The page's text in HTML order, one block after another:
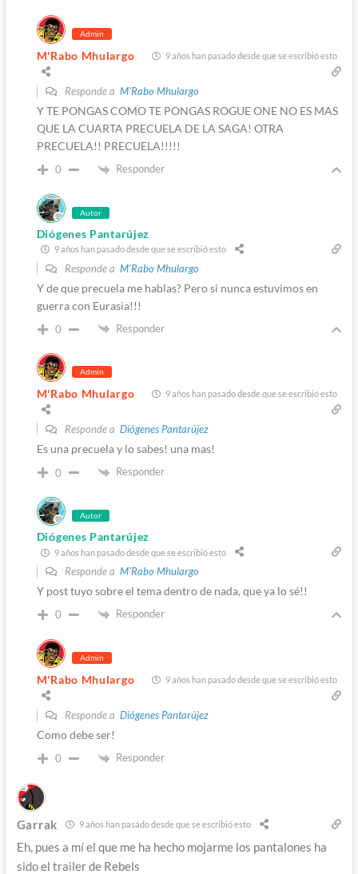
Admin
M'Rabo Mhulargo 9 años han pasado desde que se escribió esto
Responde a M'Rabo Mhulargo
Y TE PONGAS COMO TE PONGAS ROGUE ONE NO ES MAS
QUE LA CUARTA PRECUELA DE LA SAGA! OTRA
PRECUELA!! PRECUELA!!!!!
0 Responder
Autor
Diógenes Pantarújez
9 años han pasado desde que se escribió esto
Responde a M'Rabo Mhulargo
Y de que precuela me hablas? Pero si nunca estuvimos en
guerra con Eurasia!!!
0 Responder
Admin
M'Rabo Mhulargo 9 años han pasado desde que se escribió esto
Responde a Diógenes Pantarújez
Es una precuela y lo sabes! una mas!
0 Responder
Autor
Diógenes Pantarújez
9 años han pasado desde que se escribió esto
Responde a M'Rabo Mhulargo
Y post tuyo sobre el tema dentro de nada, que ya lo sé!!
0 Responder
Admin
M'Rabo Mhulargo 9 años han pasado desde que se escribió esto
Responde a Diógenes Pantarújez
Como debe ser!
0 Responder
Garrak 9 años han pasado desde que se escribió esto
Eh, pues a mí el que me ha hecho mojarme los pantalones ha
sido el trailer de Rebels